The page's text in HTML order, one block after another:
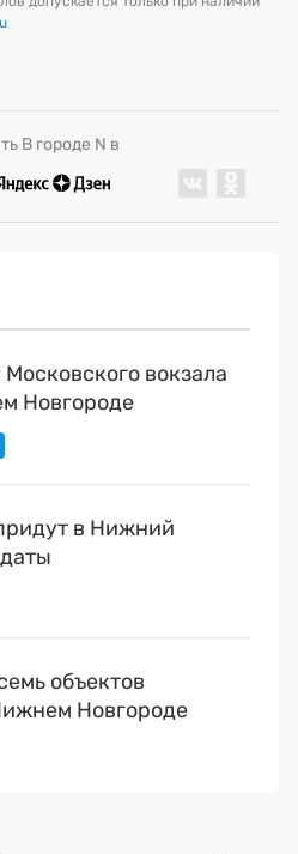
В городе N в
вокзала
Новгороде
в Нижний
объектов
Новгороде